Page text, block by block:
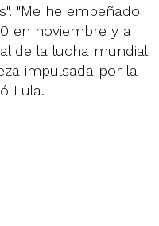
"Me he empeñado
en noviembre y a
de la lucha mundial
impulsada por la
Lula.